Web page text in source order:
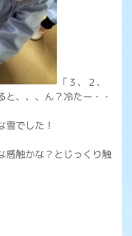
「３、２、
と、、、ん？冷たー・・
雪でした！
感触かな？とじっくり触